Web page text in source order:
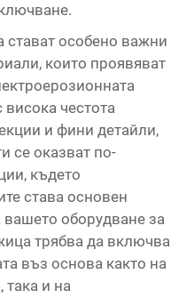
стават особено важни
които проявяват
висока честота
и фини детайли,
се оказват по-
където
става основен
оборудване за
трябва да включва
въз основа както на
така и на